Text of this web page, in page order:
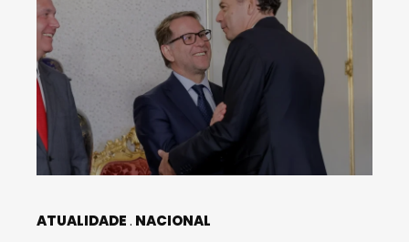
ATUALIDADE NACIONAL